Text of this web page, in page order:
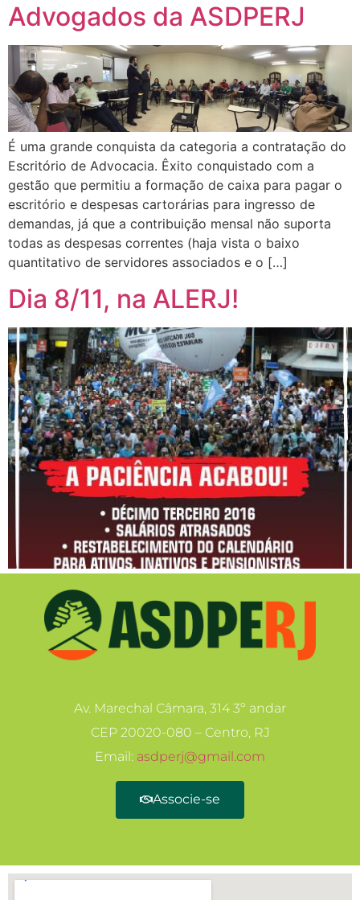
Advogados da ASDPERJ
É uma grande conquista da categoria a contratação do
Escritório de Advocacia. Êxito conquistado com a
gestão que permitiu a formação de caixa para pagar o
escritório e despesas cartorárias para ingresso de
demandas, já que a contribuição mensal não suporta
todas as despesas correntes (haja vista o baixo
quantitativo de servidores associados e o […]
Dia 8/11, na ALERJ!
Av. Marechal Câmara, 314 3º andar
CEP 20020-080 – Centro, RJ
Email: asdperj@gmail.com
Associe-se